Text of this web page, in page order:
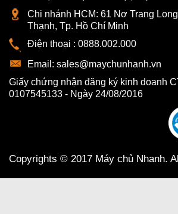
Chi nhánh HCM: 61 Nơ Trang
Thạnh, Tp. Hồ Chí Minh
Điện thoại : 0888.002.000
Email: sales@maychunhanh.vn
Giấy chứng nhận đăng ký kinh doanh
0107545133 - Ngày 24/08/2016
Copyrights © 2017 Máy chủ Nhanh.